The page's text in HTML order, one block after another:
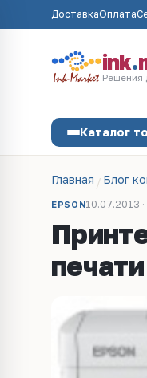
ДоставкаОплата
ink.
Решения
Каталог
Главная Блог
EPSON10.07.2013
печати